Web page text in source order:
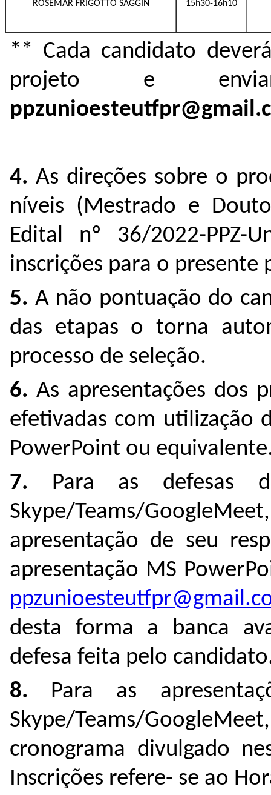
ROSEMAR FRIGOTTO SAGGIN 15h30-16h10
** Cada candidato
projeto e
4. As direções sobre o
níveis (Mestrado e
Edital nº 36/2022-PPZ-
inscrições para o presente
5. A não pontuação do
das etapas o torna
processo de seleção.
6. As apresentações dos
efetivadas com utilização
PowerPoint ou
7. Para as defesas
Skype/Teams/
apresentação de seu
apresentação MS
desta forma a banca
defesa feita pelo
8. Para as
Skype/Teams/
cronograma divulgado
Inscrições refere- se ao